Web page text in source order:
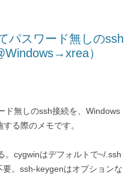
パスワード無しのssh
）
ド無しのssh接続を、Windows
る際のメモです。
。cygwinはデフォルトで~/.ssh
。ssh-keygenはオプションな